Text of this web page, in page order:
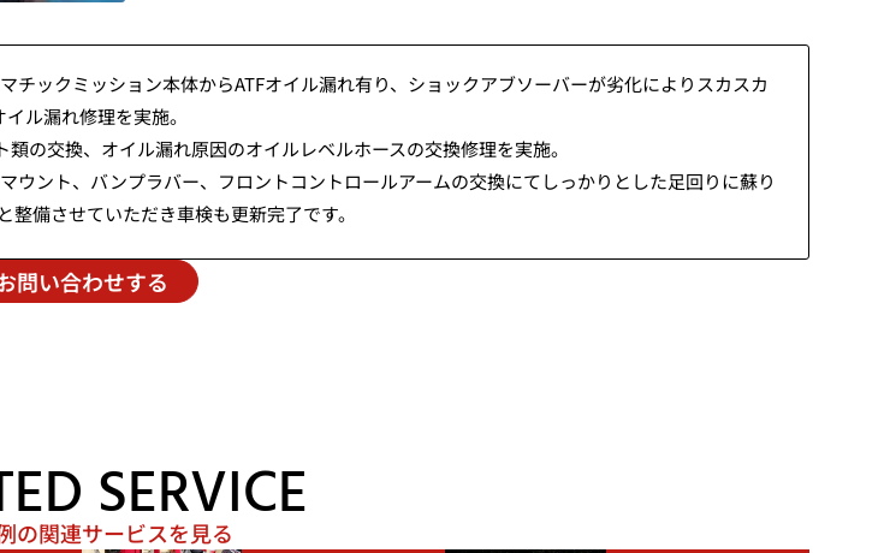
ックミッション本体からATFオイル漏れ有り、ショックアブソーバーが劣化によりスカスカ
ル漏れ修理を実施。
の交換、オイル漏れ原因のオイルレベルホースの交換修理を実施。
ント、バンプラバー、フロントコントロールアームの交換にてしっかりとした足回りに蘇り
備させていただき車検も更新完了です。
問い合わせする
SERVICE
の関連サービスを見る